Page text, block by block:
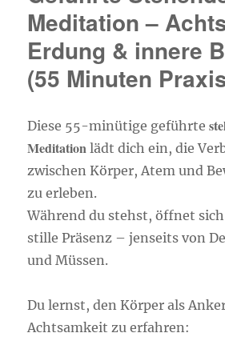
–
eine
geführte
Hypnose
Meditation –
Erdung & innere
(55 Minuten
Diese 55-minütige geführte
Meditation lädt dich ein, die
zwischen Körper, Atem und
zu erleben.
Während du stehst, öffnet
stille Präsenz – jenseits von
und Müssen.
Du lernst, den Körper als
Achtsamkeit zu erfahren: